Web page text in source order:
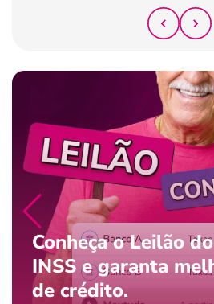
Conheça o Leilão
INSS e garanta
de crédito.